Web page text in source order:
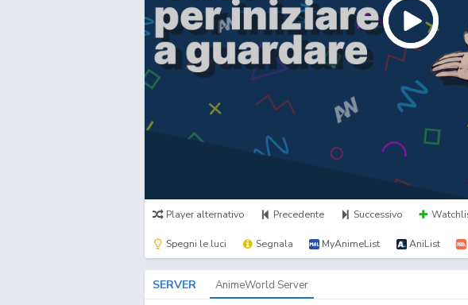
Player alternativo Precedente Successivo
Spegni le luci Segnala MyAnimeList AniList
SERVER AnimeWorld Server